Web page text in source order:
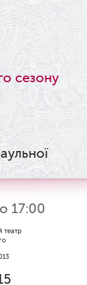
сезону
17:00
театр